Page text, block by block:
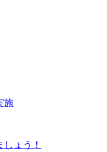
施
ょう！